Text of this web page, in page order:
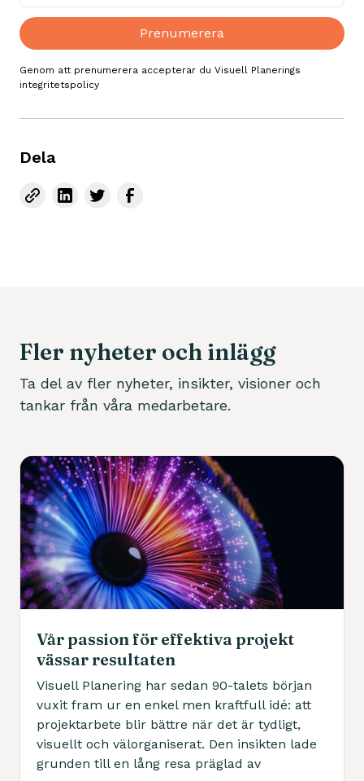
Genom att prenumerera accepterar du Visuell Planerings
integritetspolicy
Dela
Fler nyheter och inlägg
Ta del av fler nyheter, insikter, visioner och
tankar från våra medarbetare.
Vår passion för effektiva projekt
vässar resultaten
Visuell Planering har sedan 90-talets början
vuxit fram ur en enkel men kraftfull idé: att
projektarbete blir bättre när det är tydligt,
visuellt och välorganiserat. Den insikten lade
grunden till en lång resa präglad av